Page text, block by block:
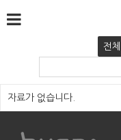
전체
자료가 없습니다.